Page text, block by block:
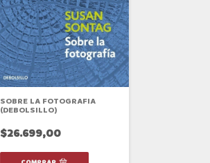
SOBRE LA FOTOGRAFIA
(DEBOLSILLO)
$26.699,00